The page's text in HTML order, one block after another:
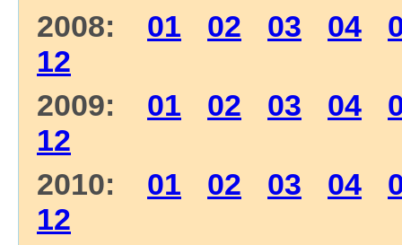
2008: 01 02 03 04
12
2009: 01 02 03 04
12
2010: 01 02 03 04
12